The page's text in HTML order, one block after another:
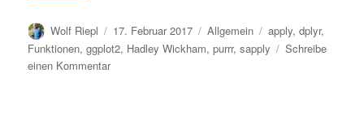
Autor
Wolf Riepl
Veröffentlicht
am
17. Februar 2017 Kategorien
Allgemein Schlagwörter
apply,dplyr,
Funktionen,ggplot2, Hadley Wickham,purrr,sapply
Schreibe
einen Kommentarzu